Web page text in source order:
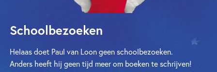
Schoolbezoeken
Helaas doet Paul van Loon geen schoolbezoeken.
Anders heeft hij geen tijd meer om boeken te schrijven!